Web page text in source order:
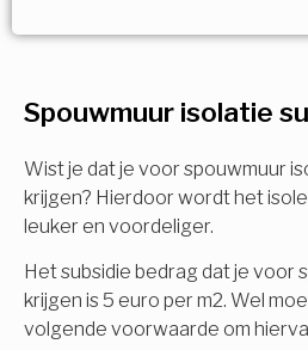
Spouwmuur isolatie
Wist je dat je voor spouwmuur
krijgen? Hierdoor wordt het
leuker en voordeliger.
Het subsidie bedrag dat je voor
krijgen is 5 euro per m2. Wel
volgende voorwaarde om
Meerdere keuzes
Isolatiemaatregel
Spouwisolatie
Vloerisolatie
Dakisolatie
Vul uw gegevens in en
berekening
Voornaam